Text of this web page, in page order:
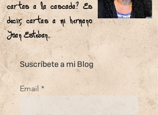
cartas a la cascada? Es
decir, cartas a mi hermano
Juan Esteban.
Suscríbete a mi Blog
Email